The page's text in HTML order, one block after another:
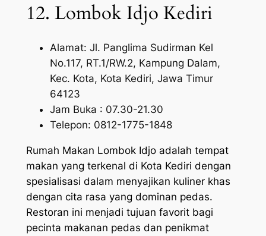
12. Lombok Idjo Kediri
Alamat: Jl. Panglima Sudirman Kel
No.117, RT.1/RW.2, Kampung Dalam,
Kec. Kota, Kota Kediri, Jawa Timur
64123
Jam Buka : 07.30-21.30
Telepon: 0812-1775-1848
Rumah Makan Lombok Idjo adalah tempat
makan yang terkenal di Kota Kediri dengan
spesialisasi dalam menyajikan kuliner khas
dengan cita rasa yang dominan pedas.
Restoran ini menjadi tujuan favorit bagi
pecinta makanan pedas dan penikmat